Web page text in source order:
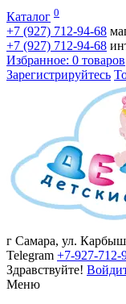
Каталог 0
+7 (927) 712-94-68
+7 (927) 712-94-68
Избранное: 0 товаров
Зарегистрируйтесь
г Самара, ул.
Telegram +7-927-712-
Здравствуйте!
Меню